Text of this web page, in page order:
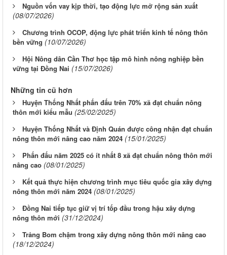
Nguồn vốn vay kịp thời, tạo động lực mở rộng sản xuất
(08/07/2026)
Chương trình OCOP, động lực phát triển kinh tế nông thôn
bền vững (10/07/2026)
Hội Nông dân Cần Thơ học tập mô hình nông nghiệp bền
vững tại Đồng Nai (15/07/2026)
Những tin cũ hơn
Huyện Thống Nhất phấn đấu trên 70% xã đạt chuẩn nông
thôn mới kiểu mẫu (25/02/2025)
Huyện Thống Nhất và Định Quán được công nhận đạt chuẩn
nông thôn mới nâng cao năm 2024 (15/01/2025)
Phấn đấu năm 2025 có ít nhất 8 xã đạt chuẩn nông thôn mới
nâng cao (08/01/2025)
Kết quả thực hiện chương trình mục tiêu quốc gia xây dựng
nông thôn mới năm 2024 (08/01/2025)
Đồng Nai tiếp tục giữ vị trí tốp đầu trong hậu xây dựng
nông thôn mới (31/12/2024)
Trảng Bom chậm trong xây dựng nông thôn mới nâng cao
(18/12/2024)